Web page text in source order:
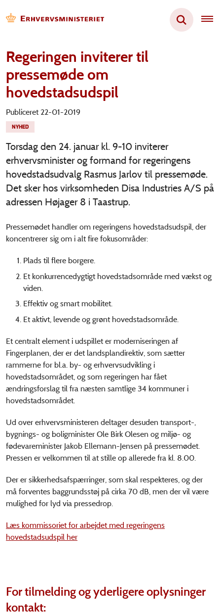
Regeringen inviterer til
pressemøde om
hovedstadsudspil
Publiceret 22-01-2019
NYHED
Torsdag den 24. januar kl. 9-10 inviterer
erhvervsminister og formand for regeringens
hovedstadsudvalg Rasmus Jarlov til pressemøde.
Det sker hos virksomheden Disa Industries A/S på
adressen Højager 8 i Taastrup.
Pressemødet handler om regeringens hovedstadsudspil, der
koncentrerer sig om i alt fire fokusområder:
Plads til flere borgere.
Et konkurrencedygtigt hovedstadsområde med vækst og
viden.
Effektiv og smart mobilitet.
Et aktivt, levende og grønt hovedstadsområde.
Et centralt element i udspillet er moderniseringen af
Fingerplanen, der er det landsplandirektiv, som sætter
rammerne for bl.a. by- og erhvervsudvikling i
hovedstadsområdet, og som regeringen har fået
ændringsforslag til fra næsten samtlige 34 kommuner i
hovedstadsområdet.
Ud over erhvervsministeren deltager desuden transport-,
bygnings- og boligminister Ole Birk Olesen og miljø- og
fødevareminister Jakob Ellemann-Jensen på pressemødet.
Pressen er velkommen til at stille op allerede fra kl. 8.00.
Der er sikkerhedsafspærringer, som skal respekteres, og der
må forventes baggrundsstøj på cirka 70 dB, men der vil være
mulighed for lyd via pressedrop.
Læs kommissoriet for arbejdet med regeringens
hovedstadsudspil her
For tilmelding og yderligere oplysninger
kontakt: